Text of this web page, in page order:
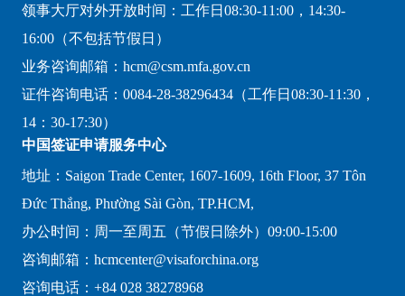
领事大厅对外开放时间：工作日08:30-11:00，14:30-
16:00（不包括节假日）
业务咨询邮箱：hcm@csm.mfa.gov.cn
证件咨询电话：0084-28-38296434（工作日08:30-11:30，
14：30-17:30）
中国签证申请服务中心
地址：Saigon Trade Center, 1607-1609, 16th Floor, 37 Tôn
Đức Thắng, Phường Sài Gòn, TP.HCM,
办公时间：周一至周五（节假日除外）09:00-15:00
咨询邮箱：hcmcenter@visaforchina.org
咨询电话：+84 028 38278968